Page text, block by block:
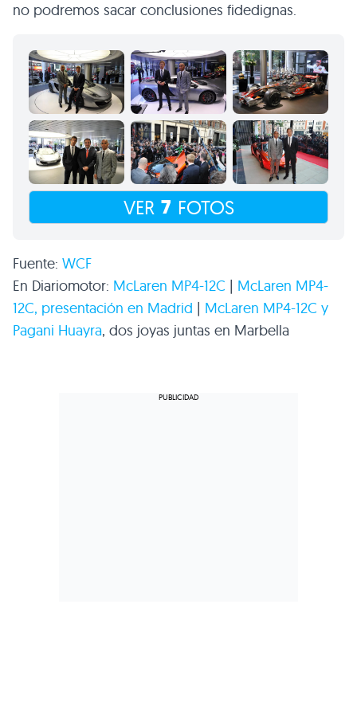
no podremos sacar conclusiones fidedignas.
VER 7 FOTOS
Fuente: WCF
En Diariomotor: McLaren MP4-12C | McLaren MP4-
12C, presentación en Madrid | McLaren MP4-12C y
Pagani Huayra, dos joyas juntas en Marbella